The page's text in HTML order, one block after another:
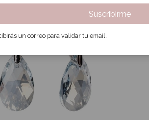
Suscribirme
un correo para validar tu email.